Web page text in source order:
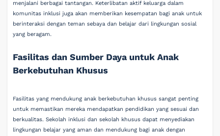
menjalani berbagai tantangan. Keterlibatan aktif keluarga dalam
komunitas inklusi juga akan memberikan kesempatan bagi anak untuk
berinteraksi dengan teman sebaya dan belajar dari lingkungan sosial
yang beragam.
Fasilitas dan Sumber Daya untuk Anak
Berkebutuhan Khusus
Fasilitas yang mendukung anak berkebutuhan khusus sangat penting
untuk memastikan mereka mendapatkan pendidikan yang sesuai dan
berkualitas. Sekolah inklusi dan sekolah khusus dapat menyediakan
lingkungan belajar yang aman dan mendukung bagi anak dengan